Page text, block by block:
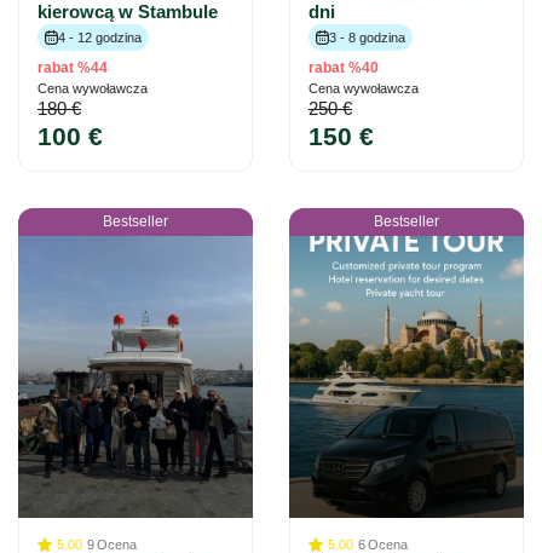
kierowcą w Stambule
4 - 12 godzina
rabat %44
Cena wywoławcza
180 €
100 €
dni
3 - 8 godzina
rabat %40
Cena wywoławcza
250 €
150 €
Bestseller
5.00 9Ocena
Bestseller
5.00 6Ocena